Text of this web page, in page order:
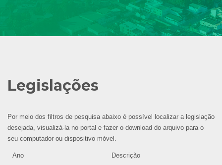
Legislações
Por meio dos filtros de pesquisa abaixo é possível localizar a legislação
desejada, visualizá-la no portal e fazer o download do arquivo para o
seu computador ou dispositivo móvel.
Ano Descrição